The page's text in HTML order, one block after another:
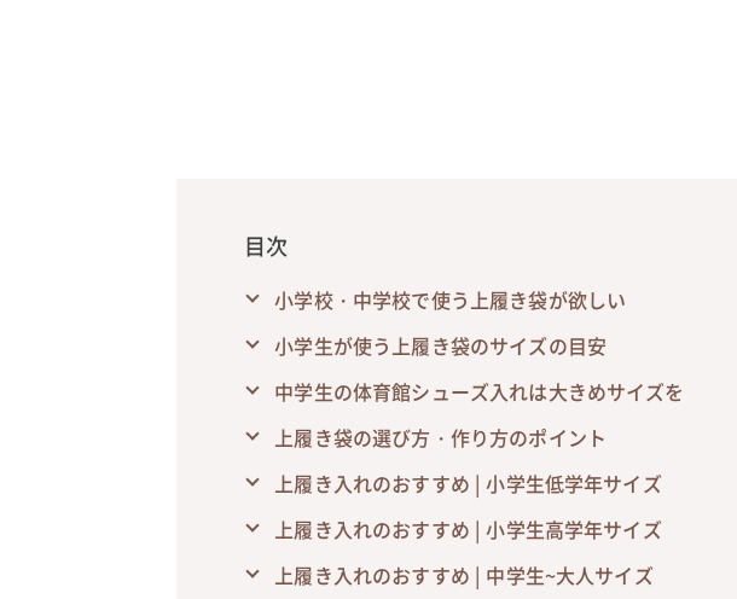
目次
小学校・中学校で使う上履き袋が欲しい
小学生が使う上履き袋のサイズの目安
中学生の体育館シューズ入れは大きめサイズを
上履き袋の選び方・作り方のポイント
上履き入れのおすすめ | 小学生低学年サイズ
上履き入れのおすすめ | 小学生高学年サイズ
上履き入れのおすすめ | 中学生~大人サイズ